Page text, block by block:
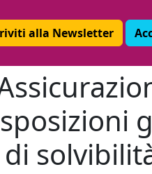
alla Newsletter